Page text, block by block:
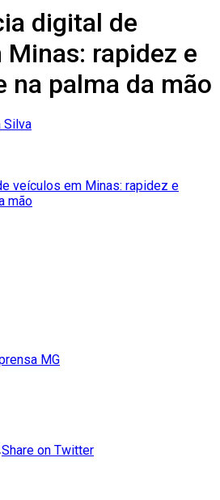
digital de
rapidez e
na palma da mão
Silva
MG
Share on Twitter